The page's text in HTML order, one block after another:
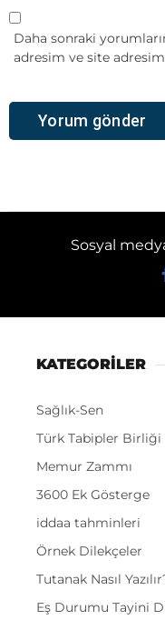
Daha sonraki
adresim ve site
Sosyal
KATEGORİLER
Sağlık-Sen
Türk Tabipler Birliği
Memur Zammı
3600 Ek Gösterge
iddaa tahminleri
Örnek Dilekçeler
Tutanak Nasıl
Eş Durumu Tayini